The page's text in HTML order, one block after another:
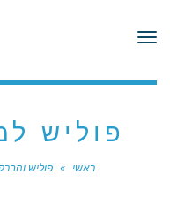
תפריט
פוליש
ראשי » פוליש